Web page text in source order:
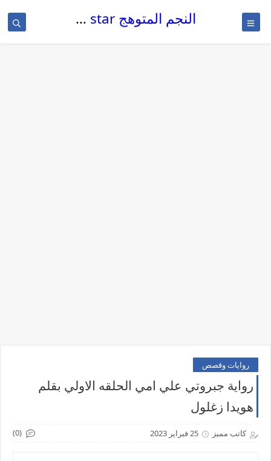
النجم المتوهج The glowing star
روايات وقصص
رواية جبروتي علي امي الحلقه الاولي بقلم
هويدا زغلول
كاتب مميز 25 فبراير 2023 (0)